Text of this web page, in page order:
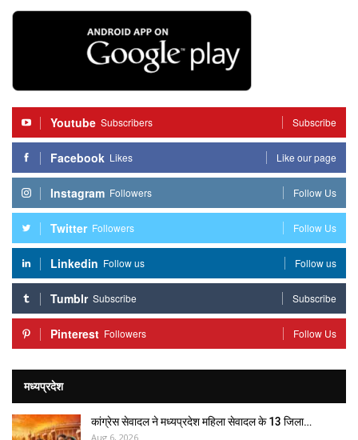
Youtube Subscribers Subscribe
Facebook Likes Like our page
Instagram Followers Follow Us
Twitter Followers Follow Us
Linkedin Follow us Follow us
Tumblr Subscribe Subscribe
Pinterest Followers Follow Us
मध्यप्रदेश
कांग्रेस सेवादल ने मध्यप्रदेश महिला सेवादल के 13 जिला…
Aug 6, 2026